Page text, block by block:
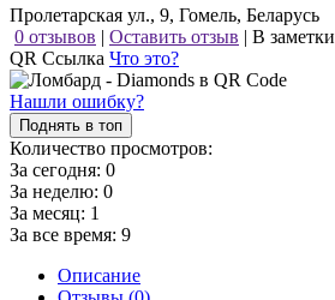
Пролетарская ул., 9, Гомель, Беларусь
0 отзывов | Оставить отзыв | В заметки
QR Ссылка Что это?
Нашли ошибку?
Поднять в топ
Количество просмотров:
За сегодня: 0
За неделю: 0
За месяц: 1
За все время: 9
Описание